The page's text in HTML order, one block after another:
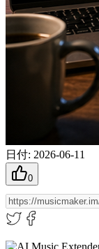
日付: 2026-06-11
0